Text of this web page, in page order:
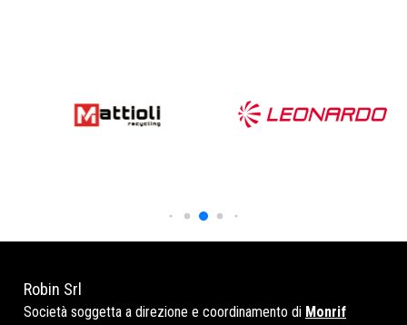
Robin Srl
Società soggetta a direzione e coordinamento di Monrif